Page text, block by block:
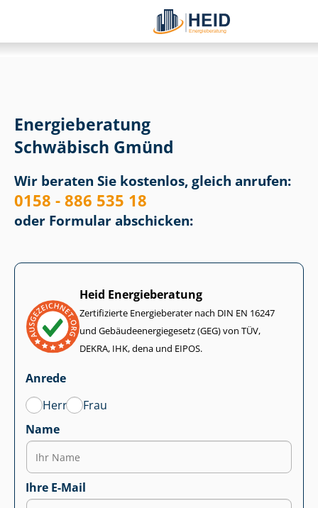
Energieberatung
Schwäbisch Gmünd
Wir beraten Sie kostenlos, gleich anrufen:
0158 - 886 535 18
oder Formular abschicken:
Heid Energieberatung
Zertifizierte Energieberater nach DIN EN 16247
und Ge­bäu­de­en­er­gie­ge­setz (GEG) von TÜV,
DEKRA, IHK, dena und EIPOS.
Anrede
Herr
Frau
Name
Ihre E-Mail